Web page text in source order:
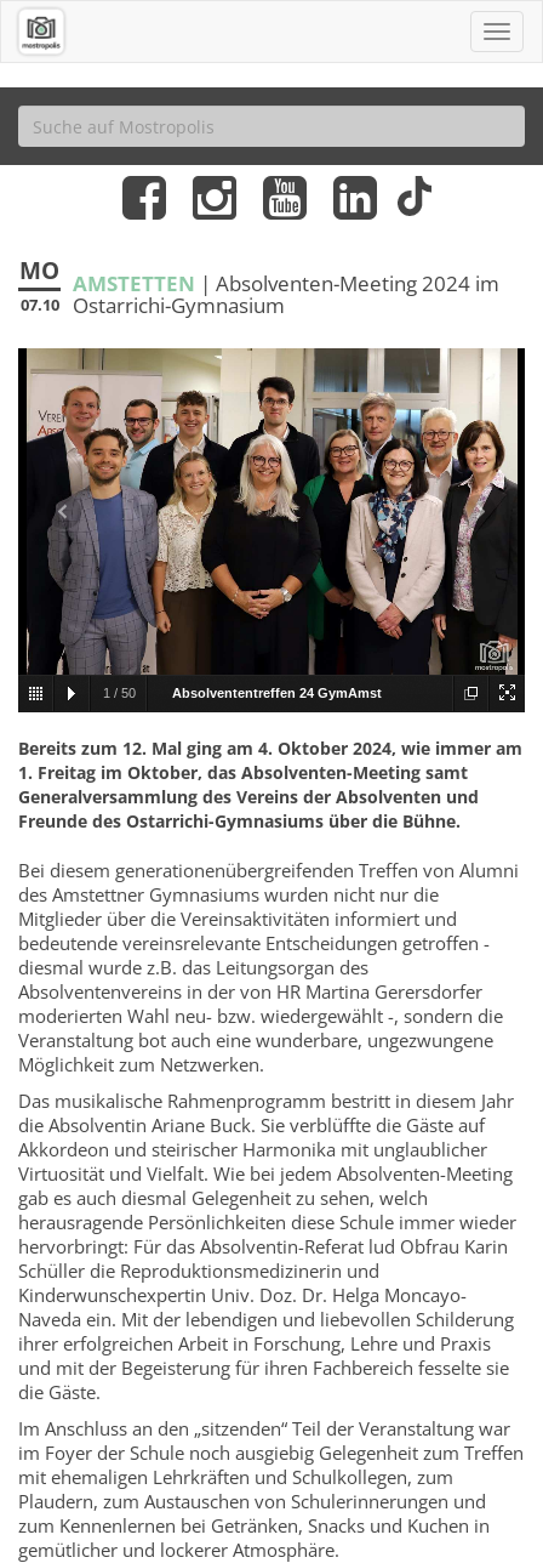
MO
07.10
AMSTETTEN | Absolventen-Meeting 2024 im
Ostarrichi-Gymnasium
1 / 50 Absolvententreffen 24 GymAmst
Bereits zum 12. Mal ging am 4. Oktober 2024, wie immer am
1. Freitag im Oktober, das Absolventen-Meeting samt
Generalversammlung des Vereins der Absolventen und
Freunde des Ostarrichi-Gymnasiums über die Bühne.
Bei diesem generationenübergreifenden Treffen von Alumni
des Amstettner Gymnasiums wurden nicht nur die
Mitglieder über die Vereinsaktivitäten informiert und
bedeutende vereinsrelevante Entscheidungen getroffen -
diesmal wurde z.B. das Leitungsorgan des
Absolventenvereins in der von HR Martina Gerersdorfer
moderierten Wahl neu- bzw. wiedergewählt -, sondern die
Veranstaltung bot auch eine wunderbare, ungezwungene
Möglichkeit zum Netzwerken.
Das musikalische Rahmenprogramm bestritt in diesem Jahr
die Absolventin Ariane Buck. Sie verblüffte die Gäste auf
Akkordeon und steirischer Harmonika mit unglaublicher
Virtuosität und Vielfalt. Wie bei jedem Absolventen-Meeting
gab es auch diesmal Gelegenheit zu sehen, welch
herausragende Persönlichkeiten diese Schule immer wieder
hervorbringt: Für das Absolventin-Referat lud Obfrau Karin
Schüller die Reproduktionsmedizinerin und
Kinderwunschexpertin Univ. Doz. Dr. Helga Moncayo-
Naveda ein. Mit der lebendigen und liebevollen Schilderung
ihrer erfolgreichen Arbeit in Forschung, Lehre und Praxis
und mit der Begeisterung für ihren Fachbereich fesselte sie
die Gäste.
Im Anschluss an den „sitzenden“ Teil der Veranstaltung war
im Foyer der Schule noch ausgiebig Gelegenheit zum Treffen
mit ehemaligen Lehrkräften und Schulkollegen, zum
Plaudern, zum Austauschen von Schulerinnerungen und
zum Kennenlernen bei Getränken, Snacks und Kuchen in
gemütlicher und lockerer Atmosphäre.